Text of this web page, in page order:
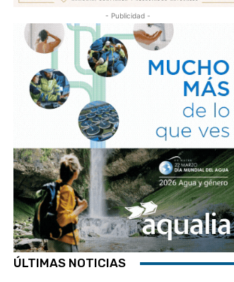
- Publicidad -
ÚLTIMAS NOTICIAS